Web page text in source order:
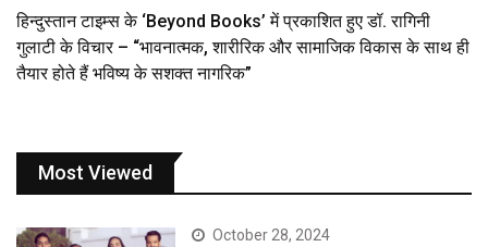
हिन्दुस्तान टाइम्स के ‘Beyond Books’ में प्रकाशित हुए डॉ. रागिनी
गुलाटी के विचार – “भावनात्मक, शारीरिक और सामाजिक विकास के साथ ही
तैयार होते हैं भविष्य के सशक्त नागरिक”
Most Viewed
October 28, 2024